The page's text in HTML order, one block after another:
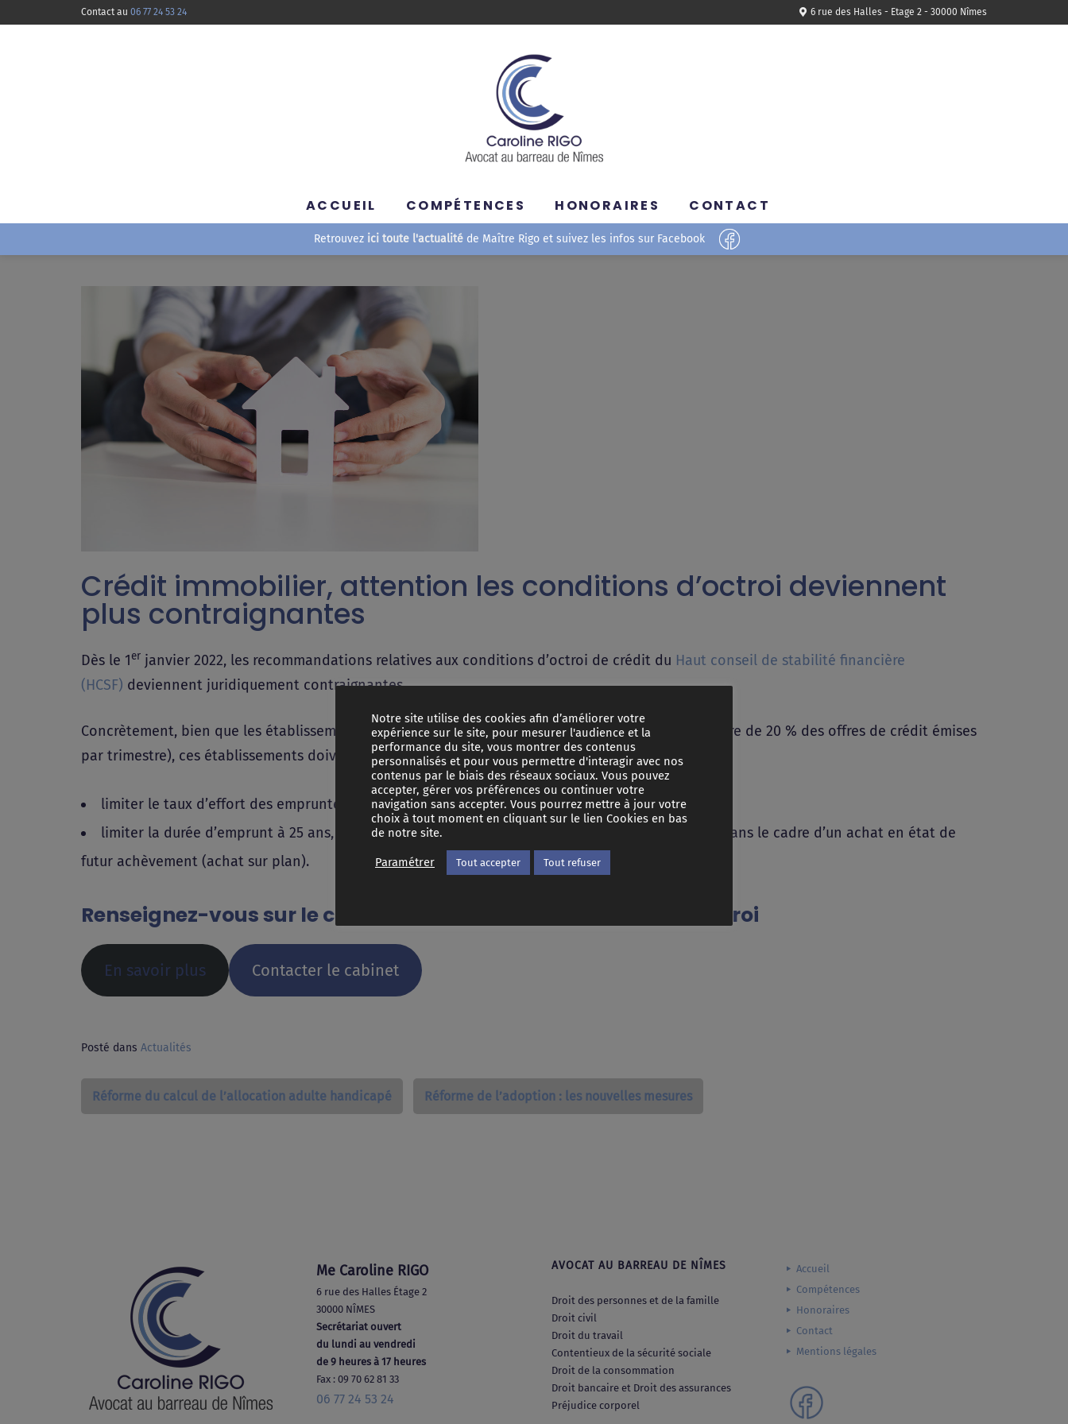
Contact au 06 77 24 53 24 6 rue des Halles - Etage 2 - 30000 Nîmes
ACCUEIL COMPÉTENCES HONORAIRES CONTACT
Retrouvez ici toute l'actualité de Maître Rigo et suivez les infos sur Facebook
Crédit immobilier, attention les conditions d’octroi deviennent
plus contraignantes
Dès le 1er janvier 2022, les recommandations relatives aux conditions d’octroi de crédit du Haut conseil de stabilité financière
(HCSF) deviennent juridiquement contraignantes.
Concrètement, bien que les établissements bancaires conservent une marge de flexibilité (de l’ordre de 20 % des offres de crédit émises
par trimestre), ces établissements doivent :
limiter le taux d’effort des emprunteurs à 35 % de leurs ressources
limiter la durée d’emprunt à 25 ans, pouvant s’accompagner d’un différé de 2 ans, notamment dans le cadre d’un achat en état de
futur achèvement (achat sur plan).
Renseignez-vous sur le crédit immobilier et les conditions d’octroi
En savoir plus Contacter le cabinet
Posté dans Actualités
Réforme du calcul de l’allocation adulte handicapé Réforme de l’adoption : les nouvelles mesures
Me Caroline RIGO
6 rue des Halles Étage 2
30000 NÎMES
Secrétariat ouvert
du lundi au vendredi
de 9 heures à 17 heures
Fax : 09 70 62 81 33
06 77 24 53 24
AVOCAT AU BARREAU DE NÎMES
Droit des personnes et de la famille
Droit civil
Droit du travail
Contentieux de la sécurité sociale
Droit de la consommation
Droit bancaire et Droit des assurances
Préjudice corporel
Accueil
Compétences
Honoraires
Contact
Mentions légales
Notre site utilise des cookies afin d’améliorer votre
expérience sur le site, pour mesurer l'audience et la
performance du site, vous montrer des contenus
personnalisés et pour vous permettre d'interagir avec nos
contenus par le biais des réseaux sociaux. Vous pouvez
accepter, gérer vos préférences ou continuer votre
navigation sans accepter. Vous pourrez mettre à jour votre
choix à tout moment en cliquant sur le lien Cookies en bas
de notre site.
Paramétrer Tout accepter Tout refuser